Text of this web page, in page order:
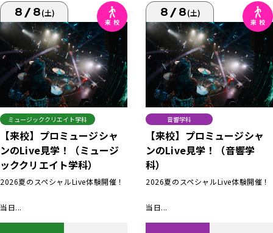
8/8(土)
ミュージッククリエイト学科
【来校】プロミュージシャ
ンのLive見学！（ミュージ
ッククリエイト学科）
2026夏のスペシャルLive体験開催！
当日...
8/8(土)
音響学科
【来校】プロミュージシャ
ンのLive見学！（音響学
科）
2026夏のスペシャルLive体験開催！
当日...